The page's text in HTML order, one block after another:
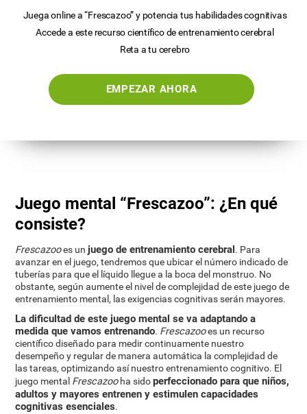
Juega online a “Frescazoo” y potencia tus habilidades cognitivas
Accede a este recurso científico de entrenamiento cerebral
Reta a tu cerebro
EMPEZAR AHORA
Juego mental “Frescazoo”: ¿En qué
consiste?
Frescazooes unjuego de entrenamiento cerebral. Para
avanzar en el juego, tendremos que ubicar el número indicado de
tuberías para que el líquido llegue a la boca del monstruo. No
obstante, según aumente el nivel de complejidad de este juego de
entrenamiento mental, las exigencias cognitivas serán mayores.
La dificultad de este juego mental se va adaptando a
medida que vamos entrenando. Frescazooes un recurso
científico diseñado para medir continuamente nuestro
desempeño y regular de manera automática la complejidad de
las tareas, optimizando así nuestro entrenamiento cognitivo. El
juego mental Frescazooha sidoperfeccionado para que niños,
adultos y mayores entrenen y estimulen capacidades
cognitivas esenciales.